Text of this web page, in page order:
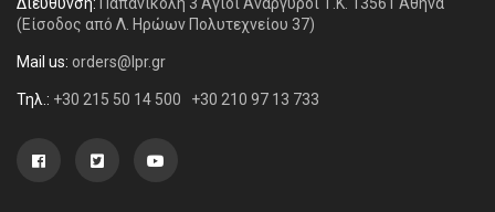
(Είσοδος από Λ. Ηρώων Πολυτεχνείου 37)
Mail us: orders@lpr.gr
Τηλ.: +30 215 50 14 500 +30 210 97 13 733